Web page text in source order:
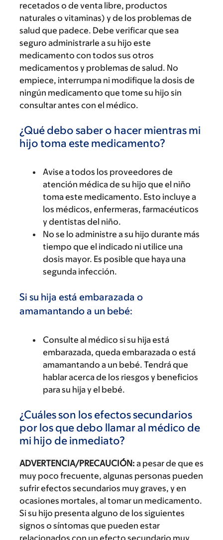
recetados o de venta libre, productos
naturales o vitaminas) y de los problemas de
salud que padece. Debe verificar que sea
seguro administrarle a su hijo este
medicamento con todos sus otros
medicamentos y problemas de salud. No
empiece, interrumpa ni modifique la dosis de
ningún medicamento que tome su hijo sin
consultar antes con el médico.
¿Qué debo saber o hacer mientras mi
hijo toma este medicamento?
Avise a todos los proveedores de
atención médica de su hijo que el niño
toma este medicamento. Esto incluye a
los médicos, enfermeras, farmacéuticos
y dentistas del niño.
No se lo administre a su hijo durante más
tiempo que el indicado ni utilice una
dosis mayor. Es posible que haya una
segunda infección.
Si su hija está embarazada o
amamantando a un bebé:
Consulte al médico si su hija está
embarazada, queda embarazada o está
amamantando a un bebé. Tendrá que
hablar acerca de los riesgos y beneficios
para su hija y el bebé.
¿Cuáles son los efectos secundarios
por los que debo llamar al médico de
mi hijo de inmediato?
ADVERTENCIA/PRECAUCIÓN: a pesar de que es
muy poco frecuente, algunas personas pueden
sufrir efectos secundarios muy graves, y en
ocasiones mortales, al tomar un medicamento.
Si su hijo presenta alguno de los siguientes
signos o síntomas que pueden estar
relacionados con un efecto secundario muy